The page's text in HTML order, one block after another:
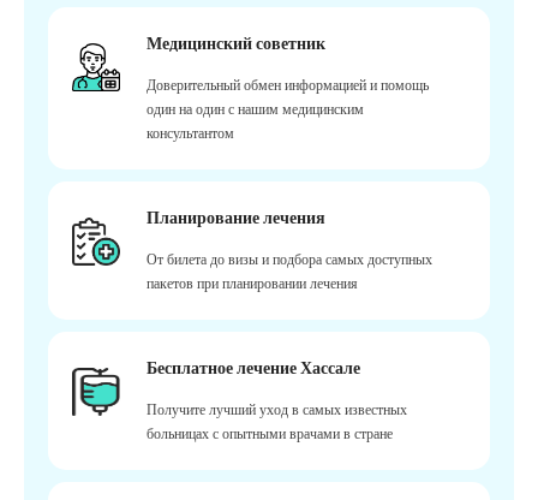
Медицинский советник
Доверительный обмен информацией и помощь
один на один с нашим медицинским
консультантом
Планирование лечения
От билета до визы и подбора самых доступных
пакетов при планировании лечения
Бесплатное лечение Хассале
Получите лучший уход в самых известных
больницах с опытными врачами в стране